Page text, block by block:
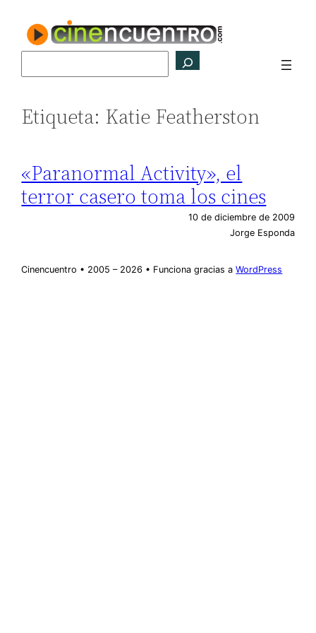
contenido
Etiqueta: Katie Featherston
«Paranormal Activity», el
terror casero toma los cines
10 de diciembre de 2009
Jorge Esponda
Cinencuentro • 2005 – 2026 • Funciona gracias aWordPress